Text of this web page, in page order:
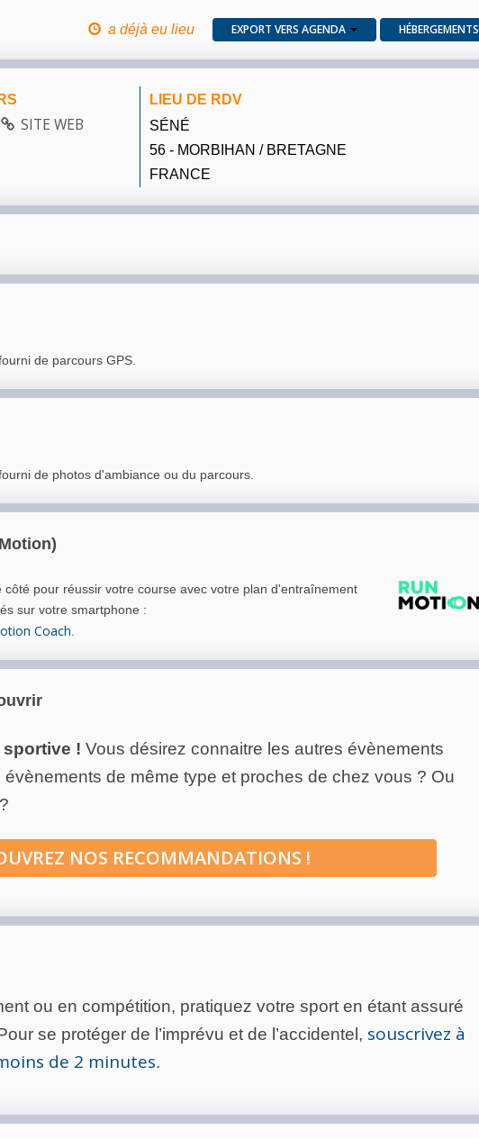
a déjà eu lieu EXPORT VERS AGENDA HÉBERGEMENTS
SITE WEB
LIEU DE RDV
SÉNÉ
56 - MORBIHAN / BRETAGNE
FRANCE
de parcours GPS.
de photos d'ambiance ou du parcours.
pour réussir votre course avec votre plan d'entraînement
sur votre smartphone :
Coach.
! Vous désirez connaitre les autres évènements
de même type et proches de chez vous ? Ou
NOS RECOMMANDATIONS !
ou en compétition, pratiquez votre sport en étant assuré
se protéger de l’imprévu et de l’accidentel, souscrivez à
de 2 minutes.